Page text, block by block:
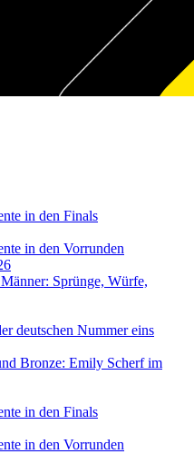
in den Finals
in den Vorrunden
Sprünge, Würfe,
deutschen Nummer eins
Bronze: Emily Scherf im
in den Finals
in den Vorrunden